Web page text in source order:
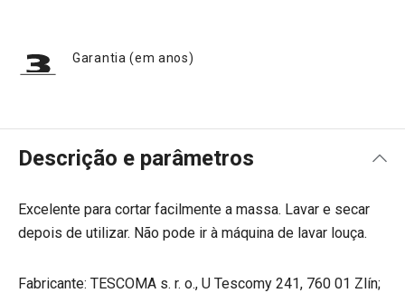
Garantia (em anos)
Descrição e parâmetros
Excelente para cortar facilmente a massa. Lavar e secar
depois de utilizar. Não pode ir à máquina de lavar louça.
Fabricante: TESCOMA s. r. o., U Tescomy 241, 760 01 Zlín;